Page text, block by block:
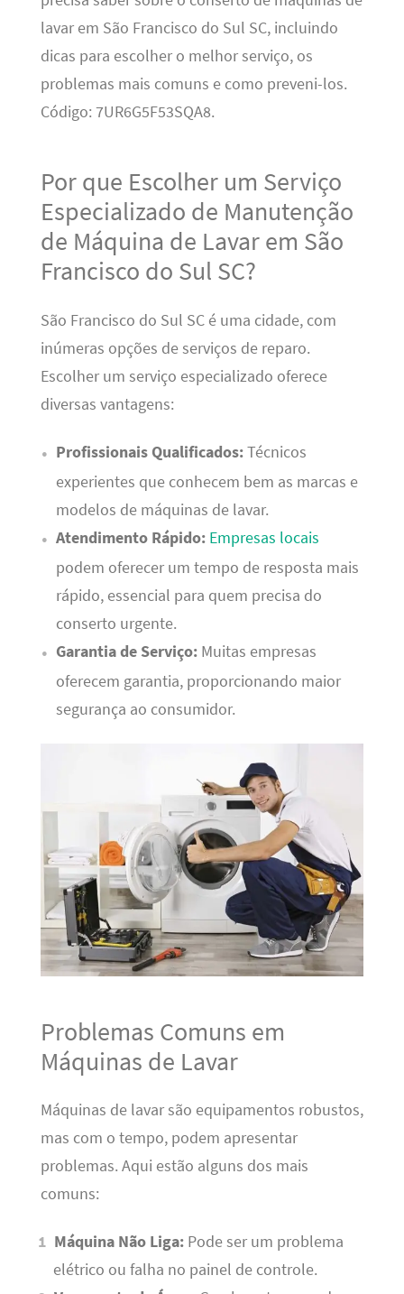
lavar em São Francisco do Sul SC, incluindo
dicas para escolher o melhor serviço, os
problemas mais comuns e como preveni-los.
Código: 7UR6G5F53SQA8.
Por que Escolher um Serviço
Especializado de Manutenção
de Máquina de Lavar em São
Francisco do Sul SC?
São Francisco do Sul SC é uma cidade, com
inúmeras opções de serviços de reparo.
Escolher um serviço especializado oferece
diversas vantagens:
Profissionais Qualificados:Técnicos
experientes que conhecem bem as marcas e
modelos de máquinas de lavar.
Atendimento Rápido: Empresas locais
podem oferecer um tempo de resposta mais
rápido, essencial para quem precisa do
conserto urgente.
Garantia de Serviço:Muitas empresas
oferecem garantia, proporcionando maior
segurança ao consumidor.
Problemas Comuns em
Máquinas de Lavar
Máquinas de lavar são equipamentos robustos,
mas com o tempo, podem apresentar
problemas. Aqui estão alguns dos mais
comuns:
Máquina Não Liga: Pode ser um problema
elétrico ou falha no painel de controle.